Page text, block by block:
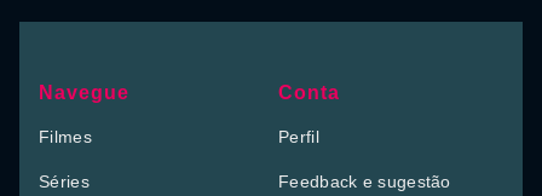
Navegue
Filmes
Séries
Conta
Perfil
Feedback e sugestão